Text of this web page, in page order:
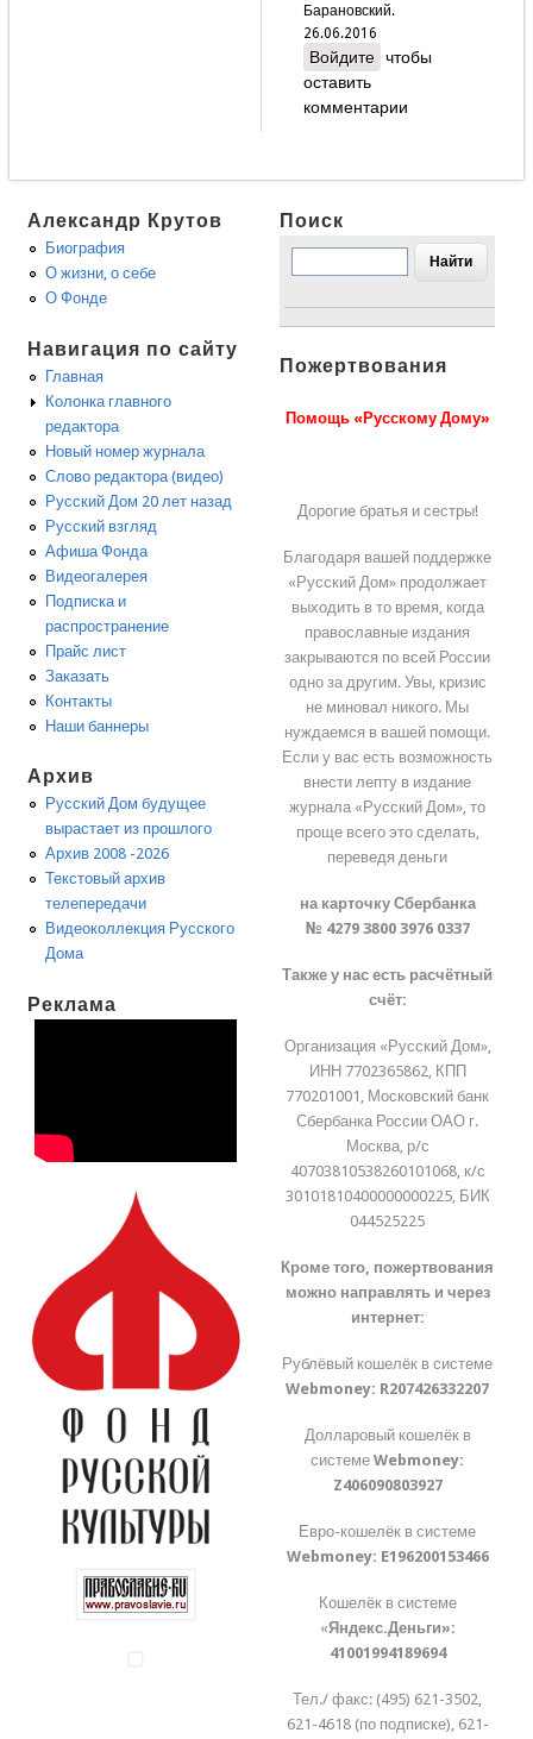
Барановский.
26.06.2016
Войдите чтобы
оставить
комментарии
Александр Крутов
Биография
О жизни, о себе
О Фонде
Навигация по сайту
Главная
Колонка главного
редактора
Новый номер журнала
Слово редактора (видео)
Русский Дом 20 лет назад
Русский взгляд
Афиша Фонда
Видеогалерея
Подписка и
распространение
Прайс лист
Заказать
Контакты
Наши баннеры
Архив
Русский Дом будущее
вырастает из прошлого
Архив 2008 -2026
Текстовый архив
телепередачи
Видеоколлекция Русского
Дома
Реклама
Поиск
Пожертвования
Помощь «Русскому Дому»
Дорогие братья и сестры!
Благодаря вашей поддержке
«Русский Дом» продолжает
выходить в то время, когда
православные издания
закрываются по всей России
одно за другим. Увы, кризис
не миновал никого. Мы
нуждаемся в вашей помощи.
Если у вас есть возможность
внести лепту в издание
журнала «Русский Дом», то
проще всего это сделать,
переведя деньги
на карточку Сбербанка
№ 4279 3800 3976 0337
Также у нас есть расчётный
счёт:
Организация «Русский Дом»,
ИНН 7702365862, КПП
770201001, Московский банк
Сбербанка России ОАО г.
Москва, р/с
40703810538260101068, к/с
30101810400000000225, БИК
044525225
Кроме того, пожертвования
можно направлять и через
интернет:
Рублёвый кошелёк в системе
Webmoney: R207426332207
Долларовый кошелёк в
системеWebmoney:
Z406090803927
Евро-кошелёк в системе
Webmoney: E196200153466
Кошелёк в системе
«Яндекс.Деньги»:
41001994189694
Тел./ факс: (495) 621-3502,
621-4618 (по подписке), 621-